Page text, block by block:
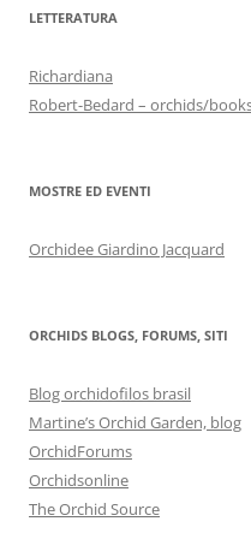
LETTERATURA
Richardiana
Robert-Bedard – orchids/
MOSTRE ED EVENTI
Orchidee Giardino Jacquard
ORCHIDS BLOGS, FORUMS, SITI
Blog orchidofilos brasil
Martine’s Orchid Garden, blog
OrchidForums
Orchidsonline
The Orchid Source